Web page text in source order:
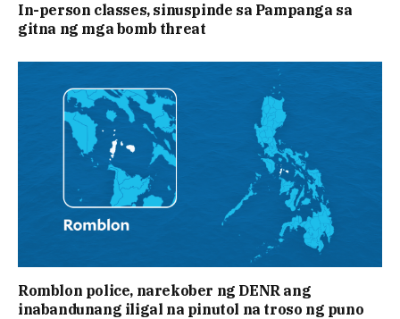
In-person classes, sinuspinde sa Pampanga sa
gitna ng mga bomb threat
Romblon police, narekober ng DENR ang
inabandunang iligal na pinutol na troso ng puno